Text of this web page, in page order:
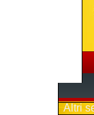
Altri